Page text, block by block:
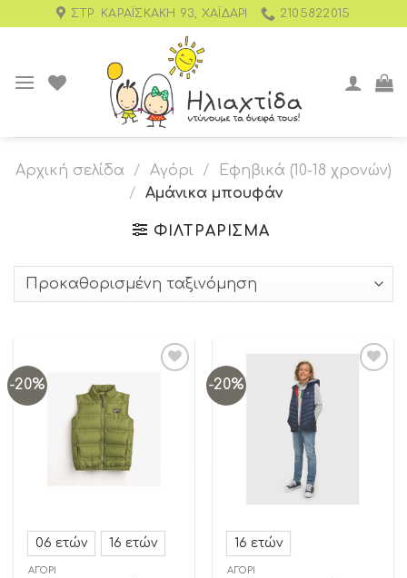
ΣΤΡ. ΚΑΡΑΪΣΚΆΚΗ 93, ΧΑΪΔΆΡΙ 2105822015
Αρχική σελίδα / Αγόρι /
Εφηβικά (10-18 χρονών)
/
Αμάνικα μπουφάν
ΦΙΛΤΡΆΡΙΣΜΑ
-20%
06 ετών 16 ετών
ΑΓΌΡΙ
-20%
16 ετών
ΑΓΌΡΙ